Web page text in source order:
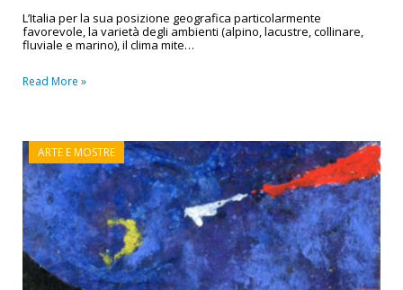
L’Italia per la sua posizione geografica particolarmente
favorevole, la varietà degli ambienti (alpino, lacustre, collinare,
fluviale e marino), il clima mite…
Read More »
ARTE E MOSTRE